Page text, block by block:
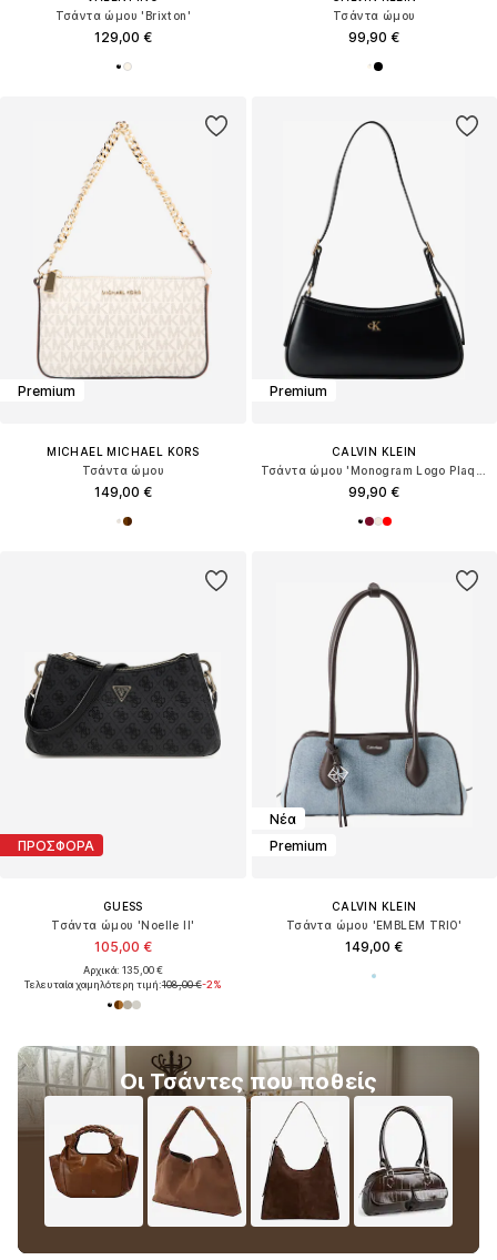
Τσάντα ώμου 'Brixton'
129,00 €
Τσάντα ώμου
99,90 €
Premium
MICHAEL MICHAEL KORS
Τσάντα ώμου
149,00 €
Premium
CALVIN KLEIN
99,90 €
ΠΡΟΣΦΟΡΑ
GUESS
Τσάντα ώμου 'Noelle II'
105,00 €
Αρχικά: 135,00 €
Τελευταία χαμηλότερη τιμή:108,00 €-2%
Οι Τσάντες που ποθείς
Νέα
Premium
CALVIN KLEIN
Τσάντα ώμου 'EMBLEM TRIO'
149,00 €